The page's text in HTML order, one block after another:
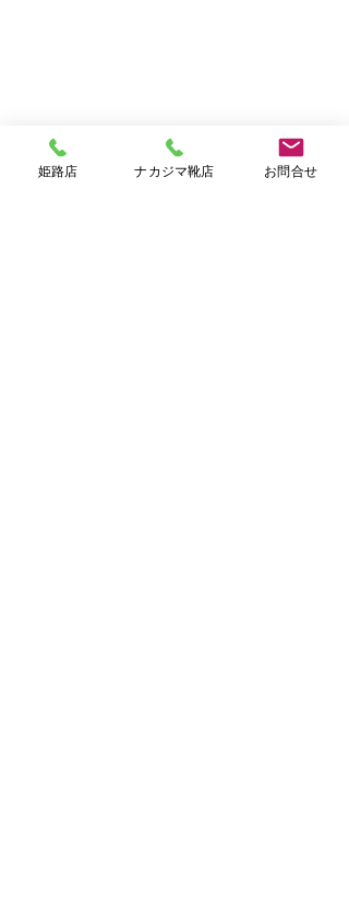
姫路店 ナカジマ靴店 お問合せ